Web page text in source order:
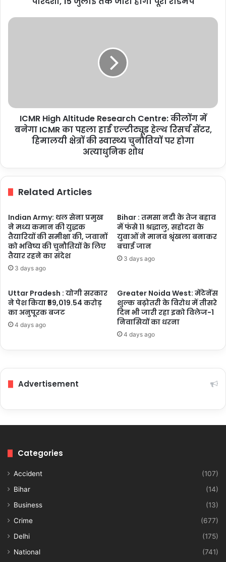
होगी
होगा
रोडमैप
ICMR
ICMR
पहला
रिसर्च
हिमालयी
स्वास्थ्य
चुनौतियों
पर
होगा
अत्याधुनिक
ICMR High Altitude Research Centre: कीलोंग में
बनेगा ICMR का पहला हाई एल्टीट्यूड हेल्थ रिसर्च सेंटर,
हिमालयी क्षेत्रों की स्वास्थ्य चुनौतियों पर होगा
अत्याधुनिक शोध
Related Articles
Indian Army: थल सेना प्रमुख
ने मध्य कमान की युद्धक
तैयारियों की समीक्षा की, जवानों
को भविष्य की चुनौतियों के लिए
तैयार रहने का संदेश
3 days ago
Bihar : तमसा नदी के तेज बहाव
में फंसे 11 श्रद्धालु, सहोदरा के
युवाओं ने मानव श्रृंखला बनाकर
बचाई जान
3 days ago
Uttar Pradesh : योगी सरकार
ने पेश किया ₹59,019.54 करोड़
का अनुपूरक बजट
4 days ago
Greater Noida West: मेंटेनेंस
शुल्क बढ़ोतरी के विरोध में तीसरे
दिन भी जारी रहा इको विलेज-1
निवासियों का धरना
4 days ago
Advertisement
Categories
Accident
(107)
Bihar
(14)
Business
(13)
Crime
(677)
Delhi
(175)
National
(741)